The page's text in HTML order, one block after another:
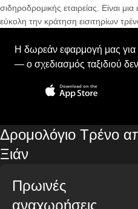
σιδηροδρομικής εταιρείας. Είναι
εύκολη την κράτηση εισιτηρίων
Η δωρεάν εφαρμογή μας για
— ο σχεδιασμός ταξιδιού
Δρομολόγιο Τρένο
Ξιάν
Πρωινές
αναχωρήσεις